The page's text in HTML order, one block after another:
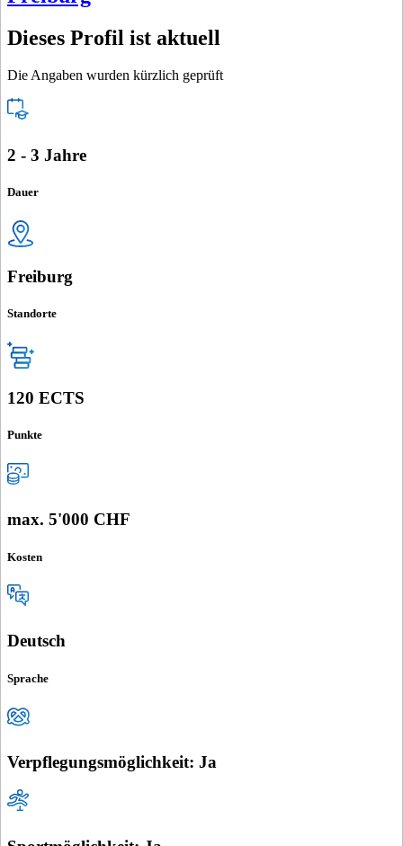
Dieses Profil ist aktuell
Die Angaben wurden kürzlich geprüft
2 - 3 Jahre
Dauer
Freiburg
Standorte
120 ECTS
Punkte
max. 5'000 CHF
Kosten
Deutsch
Sprache
Verpflegungsmöglichkeit: Ja